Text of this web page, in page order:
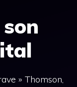
» Thomson,